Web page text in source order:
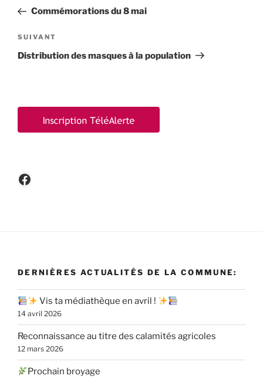
l’article
précédent
Commémorations du 8 mai
Article
suivant
SUIVANT
Distribution des masques à la population
Facebook
DERNIÈRES ACTUALITÉS DE LA COMMUNE:
Vis ta médiathèque en avril !
14 avril 2026
Reconnaissance au titre des calamités agricoles
12 mars 2026
Prochain broyage